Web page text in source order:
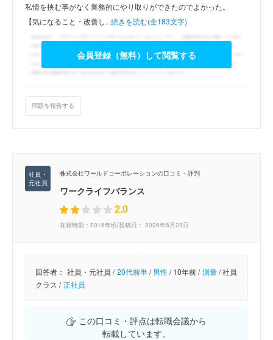
私情を挟む事がなく業務的にやり取りができたのでよかった。
【気になること・改善し...続きを読む(全183文字)
会員登録（無料）して閲覧する
問題を報告する
株式会社ワールドコーポレーションの口コミ・評判
ワークライフバランス
2.0
在籍時期：2016年頃/投稿日： 2026年6月23日
回答者： 社員・元社員 / 20代前半/男性/10年前 / 測量/社員
クラス / 正社員
この口コミ・評点は転職会議から
転載しています。